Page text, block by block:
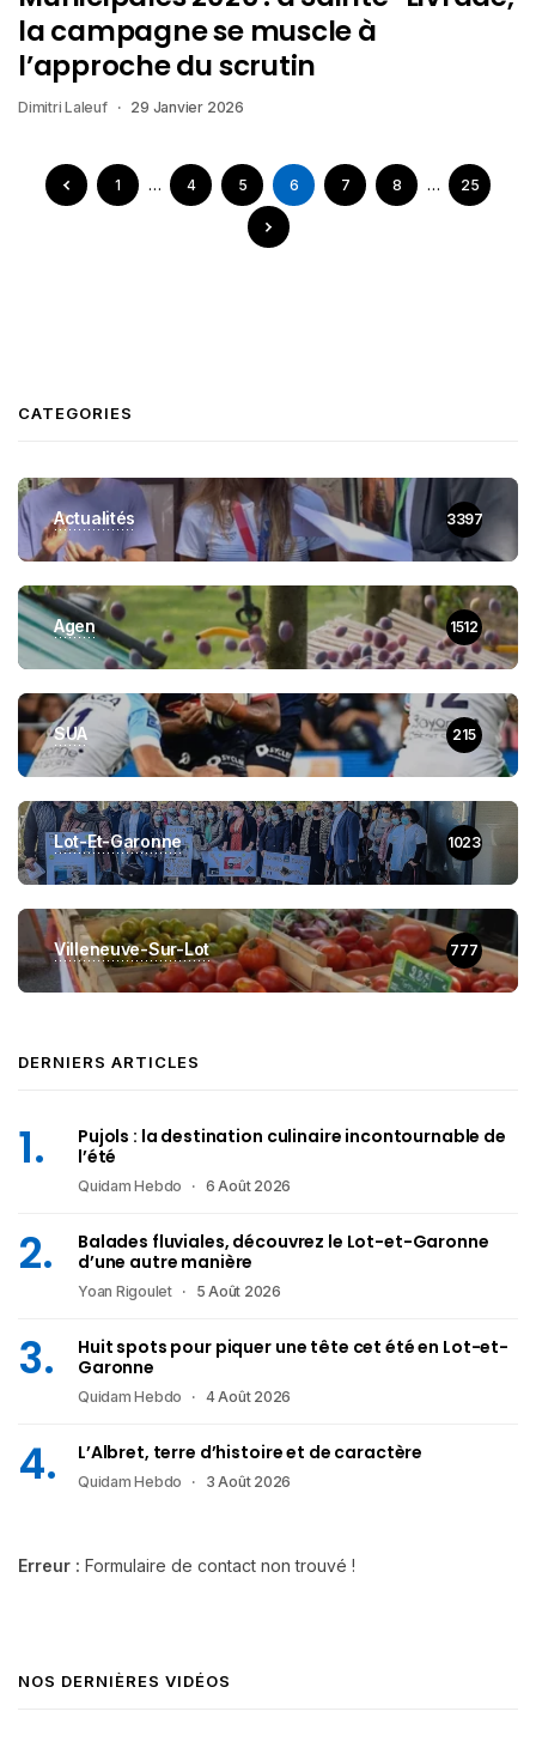
la campagne se muscle à
l’approche du scrutin
Dimitri Laleuf 29 Janvier 2026
1 … 4 5 6 7 8 … 25
CATEGORIES
Actualités 3397
Agen 1512
SUA 215
Lot-Et-Garonne 1023
Villeneuve-Sur-Lot 777
DERNIERS ARTICLES
Pujols : la destination culinaire incontournable de
l’été
Quidam Hebdo 6 Août 2026
Balades fluviales, découvrez le Lot-et-Garonne
d’une autre manière
Yoan Rigoulet 5 Août 2026
Huit spots pour piquer une tête cet été en Lot-et-
Garonne
Quidam Hebdo 4 Août 2026
L’Albret, terre d’histoire et de caractère
Quidam Hebdo 3 Août 2026
Erreur : Formulaire de contact non trouvé !
NOS DERNIÈRES VIDÉOS